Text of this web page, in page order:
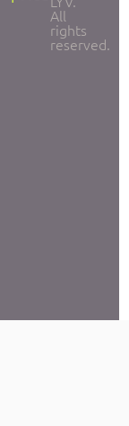
All
rights
reserved.